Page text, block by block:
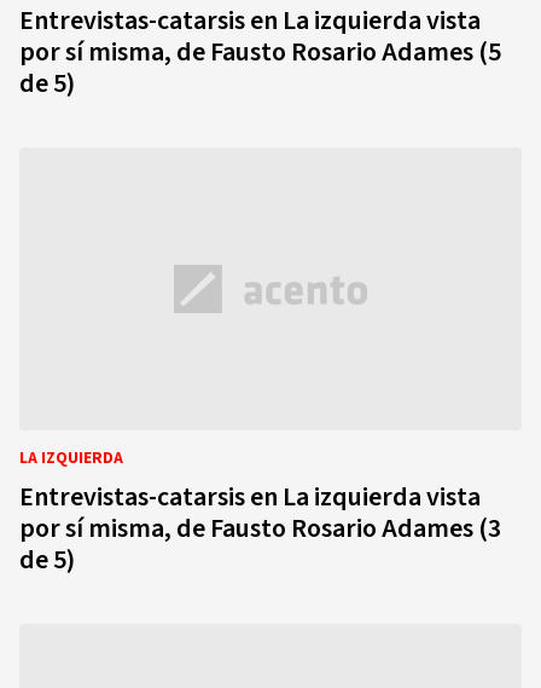
Entrevistas-catarsis en La izquierda vista
por sí misma, de Fausto Rosario Adames (5
de 5)
LA IZQUIERDA
Entrevistas-catarsis en La izquierda vista
por sí misma, de Fausto Rosario Adames (3
de 5)